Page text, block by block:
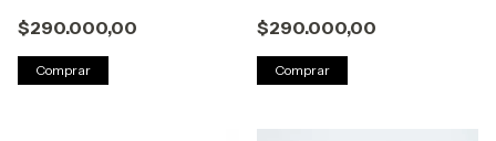
$290.000,00
Comprar
$290.000,00
Comprar